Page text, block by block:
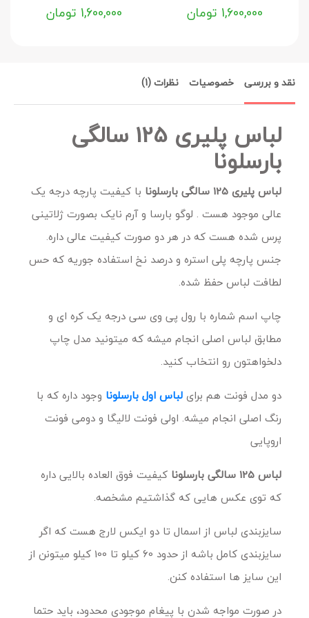
1,600,000 تومان 1,600,000 تومان
نقد و بررسی خصوصیات نظرات (1)
لباس پلیری 125 سالگی
بارسلونا
لباس پلیری 125 سالگی بارسلونا
با کیفیت پارچه درجه یک
عالی موجود هست . لوگو بارسا و آرم نایک بصورت ژلاتینی
پرس شده هست که در هر دو صورت کیفیت عالی داره.
جنس پارچه پلی استره و درصد نخ استفاده جوریه که حس
لطافت لباس حفظ شده.
چاپ اسم شماره با رول پی وی سی درجه یک کره ای و
مطابق لباس اصلی انجام میشه که میتونید مدل چاپ
دلخواهتون رو انتخاب کنید.
دو مدل فونت هم برایلباس اول بارسلونا وجود داره که با
رنگ اصلی انجام میشه. اولی فونت لالیگا و دومی فونت
اروپایی
لباس 125 سالگی بارسلونا
کیفیت فوق العاده بالایی داره
که توی عکس هایی که گذاشتیم مشخصه.
سایزبندی لباس از اسمال تا دو ایکس لارج هست که اگر
سایزبندی کامل باشه از حدود 60 کیلو تا 100 کیلو میتونن از
این سایز ها استفاده کنن.
در صورت مواجه شدن با پیغام موجودی محدود، باید حتما